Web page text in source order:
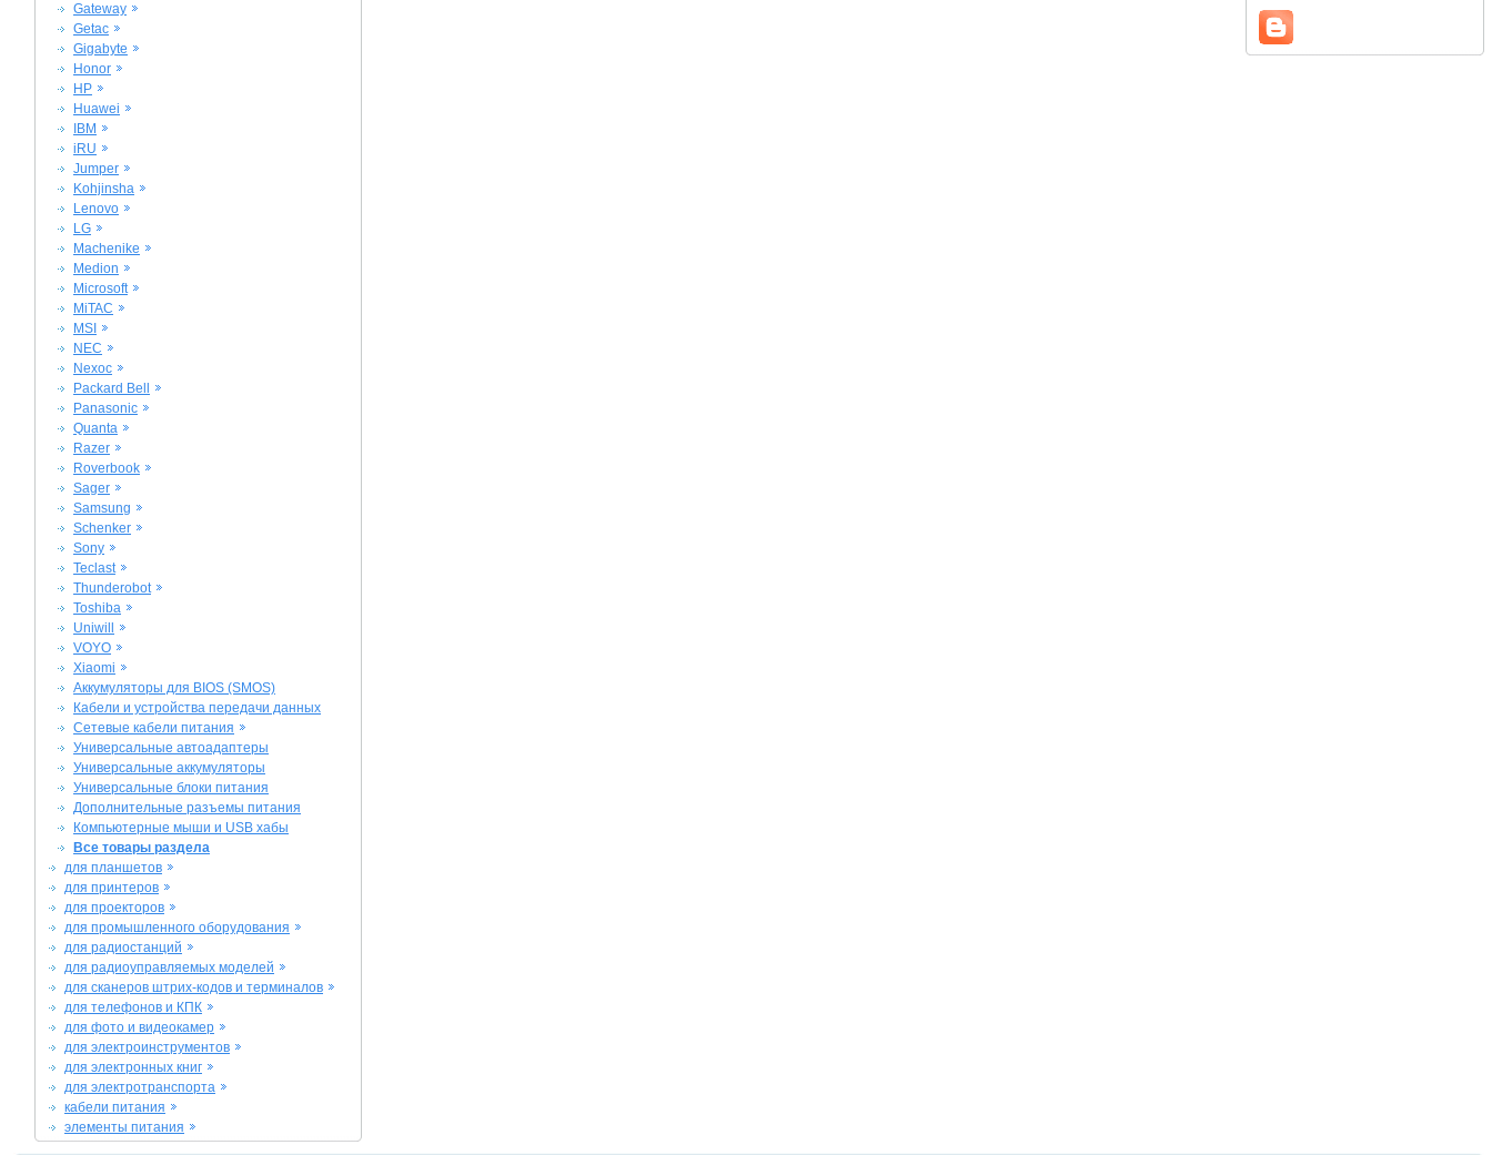
Gateway
Getac
Gigabyte
Honor
HP
Huawei
IBM
iRU
Jumper
Kohjinsha
Lenovo
LG
Machenike
Medion
Microsoft
MiTAC
MSI
NEC
Nexoc
Packard Bell
Panasonic
Quanta
Razer
Roverbook
Sager
Samsung
Schenker
Sony
Teclast
Thunderobot
Toshiba
Uniwill
VOYO
Xiaomi
Аккумуляторы для BIOS (SMOS)
Кабели и устройства передачи данных
Сетевые кабели питания
Универсальные автоадаптеры
Универсальные аккумуляторы
Универсальные блоки питания
Дополнительные разъемы питания
Компьютерные мыши и USB хабы
Все товары раздела
для планшетов
для принтеров
для проекторов
для промышленного оборудования
для радиостанций
для радиоуправляемых моделей
для сканеров штрих-кодов и терминалов
для телефонов и КПК
для фото и видеокамер
для электроинструментов
для электронных книг
для электротранспорта
кабели питания
элементы питания